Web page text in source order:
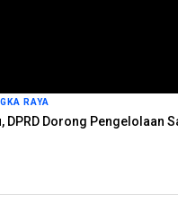
RAYA
DPRD Dorong Pengelolaan